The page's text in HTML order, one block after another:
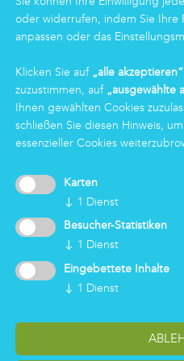
Gruppe
Zertifizierungen
Arbeiten bei Markas
Markas Family
LOGIN
Cookieeinstellungen ändern
oder widerrufen, indem Sie Ihre
anpassen oder das
Klicken Sie auf „alle akzeptieren“
zuzustimmen, auf „ausgewählte
Ihnen gewählten Cookies
schließen Sie diesen Hinweis,
essenzieller Cookies
Karten
↓ 1 Dienst
Besucher-Statistiken
↓ 1 Dienst
Eingebettete Inhalte
↓ 1 Dienst